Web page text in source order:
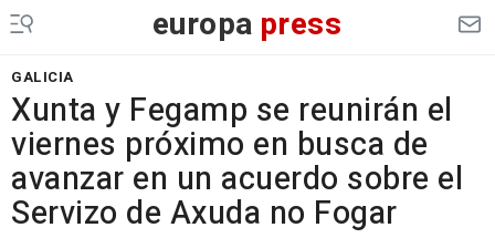
europa press
GALICIA
Xunta y Fegamp se reunirán el
viernes próximo en busca de
avanzar en un acuerdo sobre el
Servizo de Axuda no Fogar